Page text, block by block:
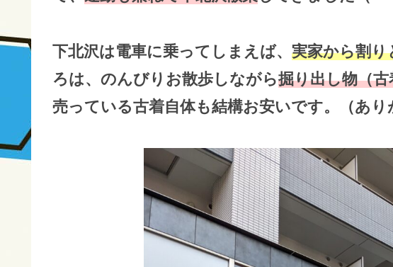
下北沢は電車に乗ってしまえば、 実家から割り
ろは、のんびりお散歩しながら掘り出し物（
売っている古着自体も結構お安いです。（あり